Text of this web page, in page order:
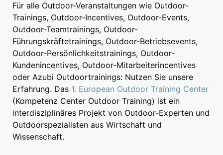
Für alle Outdoor-Veranstaltungen wie Outdoor-
Trainings, Outdoor-Incentives, Outdoor-Events,
Outdoor-Teamtrainings, Outdoor-
Führungskräftetrainings, Outdoor-Betriebsevents,
Outdoor-Persönlichkeitstrainings, Outdoor-
Kundenincentives, Outdoor-Mitarbeiterincentives
oder Azubi Outdoortrainings: Nutzen Sie unsere
Erfahrung. Das 1. European Outdoor Training Center
(Kompetenz Center Outdoor Training) ist ein
interdisziplinäres Projekt von Outdoor-Experten und
Outdoorspezialisten aus Wirtschaft und
Wissenschaft.